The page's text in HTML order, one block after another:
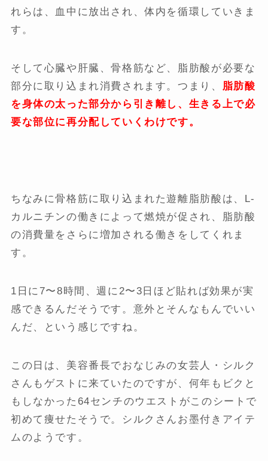
れらは、血中に放出され、体内を循環していきま
す。
そして心臓や肝臓、骨格筋など、脂肪酸が必要な
部分に取り込まれ消費されます。つまり、 脂肪酸
を身体の太った部分から引き離し、生きる上で必
要な部位に再分配していくわけです。
ちなみに骨格筋に取り込まれた遊離脂肪酸は、L-
カルニチンの働きによって燃焼が促され、脂肪酸
の消費量をさらに増加される働きをしてくれま
す。
1日に7〜8時間、週に2〜3日ほど貼れば効果が実
感できるんだそうです。意外とそんなもんでいい
んだ、という感じですね。
この日は、美容番長でおなじみの女芸人・シルク
さんもゲストに来ていたのですが、何年もビクと
もしなかった64センチのウエストがこのシートで
初めて痩せたそうで。シルクさんお墨付きアイテ
ムのようです。